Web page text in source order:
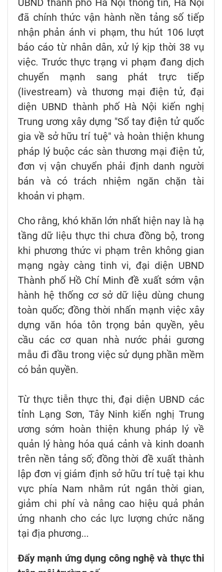
UBND thành phố Hà Nội thông tin, Hà Nội
đã chính thức vận hành nền tảng số tiếp
nhận phản ánh vi phạm, thu hút 106 lượt
báo cáo từ nhân dân, xử lý kịp thời 38 vụ
việc. Trước thực trạng vi phạm đang dịch
chuyển mạnh sang phát trực tiếp
(livestream) và thương mại điện tử, đại
diện UBND thành phố Hà Nội kiến nghị
Trung ương xây dựng "Sổ tay điện tử quốc
gia về sở hữu trí tuệ" và hoàn thiện khung
pháp lý buộc các sàn thương mại điện tử,
đơn vị vận chuyển phải định danh người
bán và có trách nhiệm ngăn chặn tài
khoản vi phạm.
Cho rằng, khó khăn lớn nhất hiện nay là hạ
tầng dữ liệu thực thi chưa đồng bộ, trong
khi phương thức vi phạm trên không gian
mạng ngày càng tinh vi, đại diện UBND
Thành phố Hồ Chí Minh đề xuất sớm vận
hành hệ thống cơ sở dữ liệu dùng chung
toàn quốc; đồng thời nhấn mạnh việc xây
dựng văn hóa tôn trọng bản quyền, yêu
cầu các cơ quan nhà nước phải gương
mẫu đi đầu trong việc sử dụng phần mềm
có bản quyền.
Từ thực tiễn thực thi, đại diện UBND các
tỉnh Lạng Sơn, Tây Ninh kiến nghị Trung
ương sớm hoàn thiện khung pháp lý về
quản lý hàng hóa quá cảnh và kinh doanh
trên nền tảng số; đồng thời đề xuất thành
lập đơn vị giám định sở hữu trí tuệ tại khu
vực phía Nam nhằm rút ngắn thời gian,
giảm chi phí và nâng cao hiệu quả phản
ứng nhanh cho các lực lượng chức năng
tại địa phương...
Đẩy mạnh ứng dụng công nghệ và thực thi